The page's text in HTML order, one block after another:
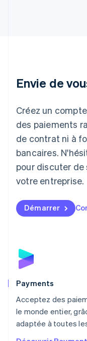
Envie de
Créez un
des paiements
de contrat ni à
bancaires.
pour discuter de
votre entreprise.
Démarrer
Payments
Acceptez des
le monde entier,
adaptée à toutes
Japon
Lettonie
English
Liechtenstein
DeutschEnglish
Lituanie
Luxembourg
FrançaisDeutsch
English简体中文
Malte
Norvège
English
English
NederlandsEnglish
Pologne
English